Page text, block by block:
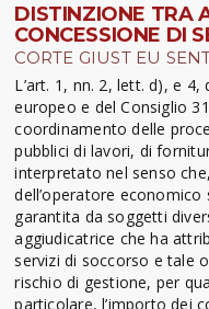
DISTINZIONE TRA
CONCESSIONE DI
CORTE GIUST EU
L’art. 1, nn. 2, lett. d), e
europeo e del Consiglio
coordinamento delle
pubblici di lavori, di
interpretato nel senso
dell’operatore
garantita da soggetti
aggiudicatrice che ha
servizi di soccorso e tale
rischio di gestione, per
particolare, l’importo dei